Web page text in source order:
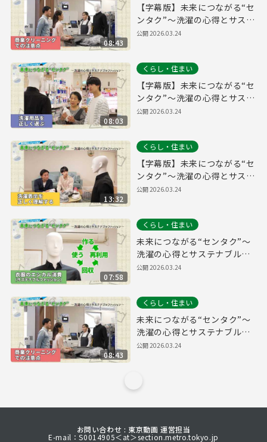
08:43
【字幕版】未来につながる“セ
ンタク”～洗濯の心得とサステ
ナブルファッション～【商業
公開2026.03.24
08:03
くらし・住まい
【字幕版】未来につながる“セ
ンタク”～洗濯の心得とサステ
ナブルファッション～【洗濯
公開2026.03.24
13:32
くらし・住まい
【字幕版】未来につながる“セ
ンタク”～洗濯の心得とサステ
ナブルファッション～【洗濯
公開2026.03.24
07:58
くらし・住まい
未来につながる“センタク”～
洗濯の心得とサステナブルフ
ァッション～【衣類のエシカ
公開2026.03.24
08:43
くらし・住まい
未来につながる“センタク”～
洗濯の心得とサステナブルフ
ァッション～【商業クリーニ
公開2026.03.24
お問い合わせ : 東京動画 運営担当
E-mail：S0014905＜at＞section.metro.tokyo.jp